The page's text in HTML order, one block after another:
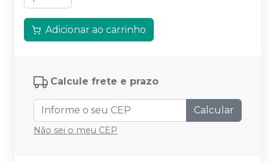
Adicionar ao carrinho
Calcule frete e prazo
Calcular
Não sei o meu CEP